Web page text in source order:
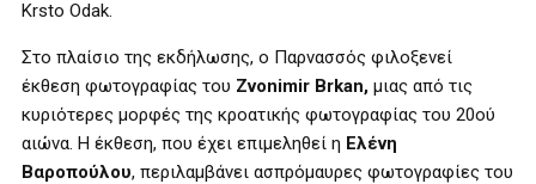
Krsto Odak.
Στο πλαίσιο της εκδήλωσης, ο Παρνασσός φιλοξενεί
έκθεση φωτογραφίας του Zvonimir Brkan, μιας από τις
κυριότερες μορφές της κροατικής φωτογραφίας του 20ού
αιώνα. Η έκθεση, που έχει επιμεληθεί η Ελένη
Βαροπούλου, περιλαμβάνει ασπρόμαυρες φωτογραφίες του